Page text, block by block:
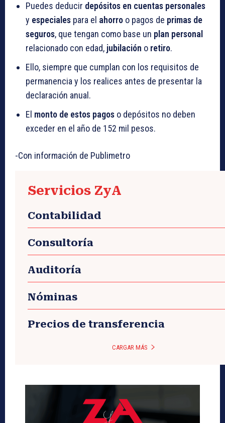
Puedes deducir depósitos en cuentas personales
y especiales para el ahorro o pagos de primas de
seguros, que tengan como base un plan personal
relacionado con edad, jubilación o retiro.
Ello, siempre que cumplan con los requisitos de
permanencia y los realices antes de presentar la
declaración anual.
El monto de estos pagos o depósitos no deben
exceder en el año de 152 mil pesos.
-Con información de Publimetro
Servicios ZyA
Contabilidad
Consultoría
Auditoría
Nóminas
Precios de transferencia
CARGAR MÁS